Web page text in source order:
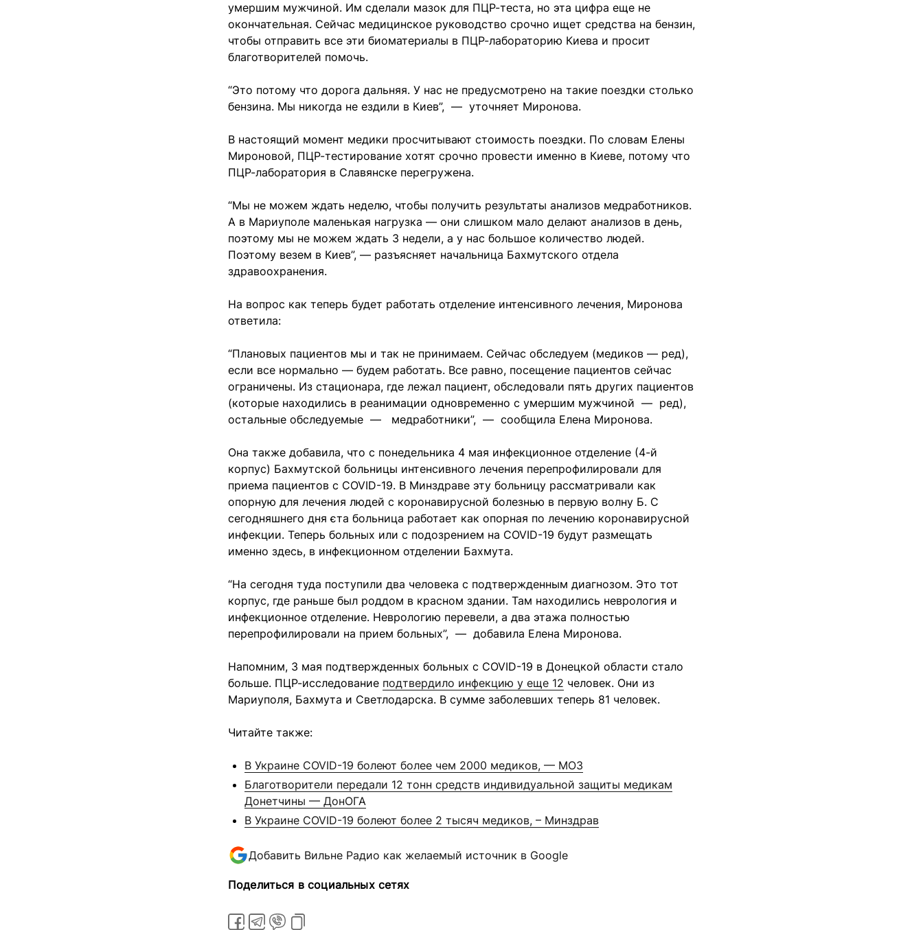
умершим мужчиной. Им сделали мазок для ПЦР-теста, но эта цифра еще не
окончательная. Сейчас медицинское руководство срочно ищет средства на бензин,
чтобы отправить все эти биоматериалы в ПЦР-лабораторию Киева и просит
благотворителей помочь.
“Это потому что дорога дальняя. У нас не предусмотрено на такие поездки столько
бензина. Мы никогда не ездили в Киев”, — уточняет Миронова.
В настоящий момент медики просчитывают стоимость поездки. По словам Елены
Мироновой, ПЦР-тестирование хотят срочно провести именно в Киеве, потому что
ПЦР-лаборатория в Славянске перегружена.
“Мы не можем ждать неделю, чтобы получить результаты анализов медработников.
А в Мариуполе маленькая нагрузка — они слишком мало делают анализов в день,
поэтому мы не можем ждать 3 недели, а у нас большое количество людей.
Поэтому везем в Киев”, — разъясняет начальница Бахмутского отдела
здравоохранения.
На вопрос как теперь будет работать отделение интенсивного лечения, Миронова
ответила:
“Плановых пациентов мы и так не принимаем. Сейчас обследуем (медиков — ред),
если все нормально — будем работать. Все равно, посещение пациентов сейчас
ограничены. Из стационара, где лежал пациент, обследовали пять других пациентов
(которые находились в реанимации одновременно с умершим мужчиной — ред),
остальные обследуемые — медработники”, — сообщила Елена Миронова.
Она также добавила, что с понедельника 4 мая инфекционное отделение (4-й
корпус) Бахмутской больницы интенсивного лечения перепрофилировали для
приема пациентов с COVID-19. В Минздраве эту больницу рассматривали как
опорную для лечения людей с коронавирусной болезнью в первую волну Б. С
сегодняшнего дня єта больница работает как опорная по лечению коронавирусной
инфекции. Теперь больных или с подозрением на COVID-19 будут размещать
именно здесь, в инфекционном отделении Бахмута.
“На сегодня туда поступили два человека с подтвержденным диагнозом. Это тот
корпус, где раньше был роддом в красном здании. Там находились неврология и
инфекционное отделение. Неврологию перевели, а два этажа полностью
перепрофилировали на прием больных”, — добавила Елена Миронова.
Напомним, 3 мая подтвержденных больных с COVID-19 в Донецкой области стало
больше. ПЦР-исследование подтвердило инфекцию у еще 12 человек. Они из
Мариуполя, Бахмута и Светлодарска. В сумме заболевших теперь 81 человек.
Читайте также:
В Украине COVID-19 болеют более чем 2000 медиков, — МОЗ
Благотворители передали 12 тонн средств индивидуальной защиты медикам
Донетчины — ДонОГА
В Украине COVID-19 болеют более 2 тысяч медиков, – Минздрав
Добавить Вильне Радио как желаемый источник в Google
Поделиться в социальных сетях